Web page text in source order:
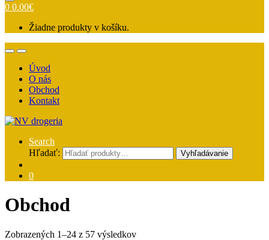
0 0.00€
Žiadne produkty v košíku.
Úvod
O nás
Obchod
Kontakt
Search
Hľadať:
Vyhľadávanie
0
Obchod
Zobrazených 1–24 z 57 výsledkov